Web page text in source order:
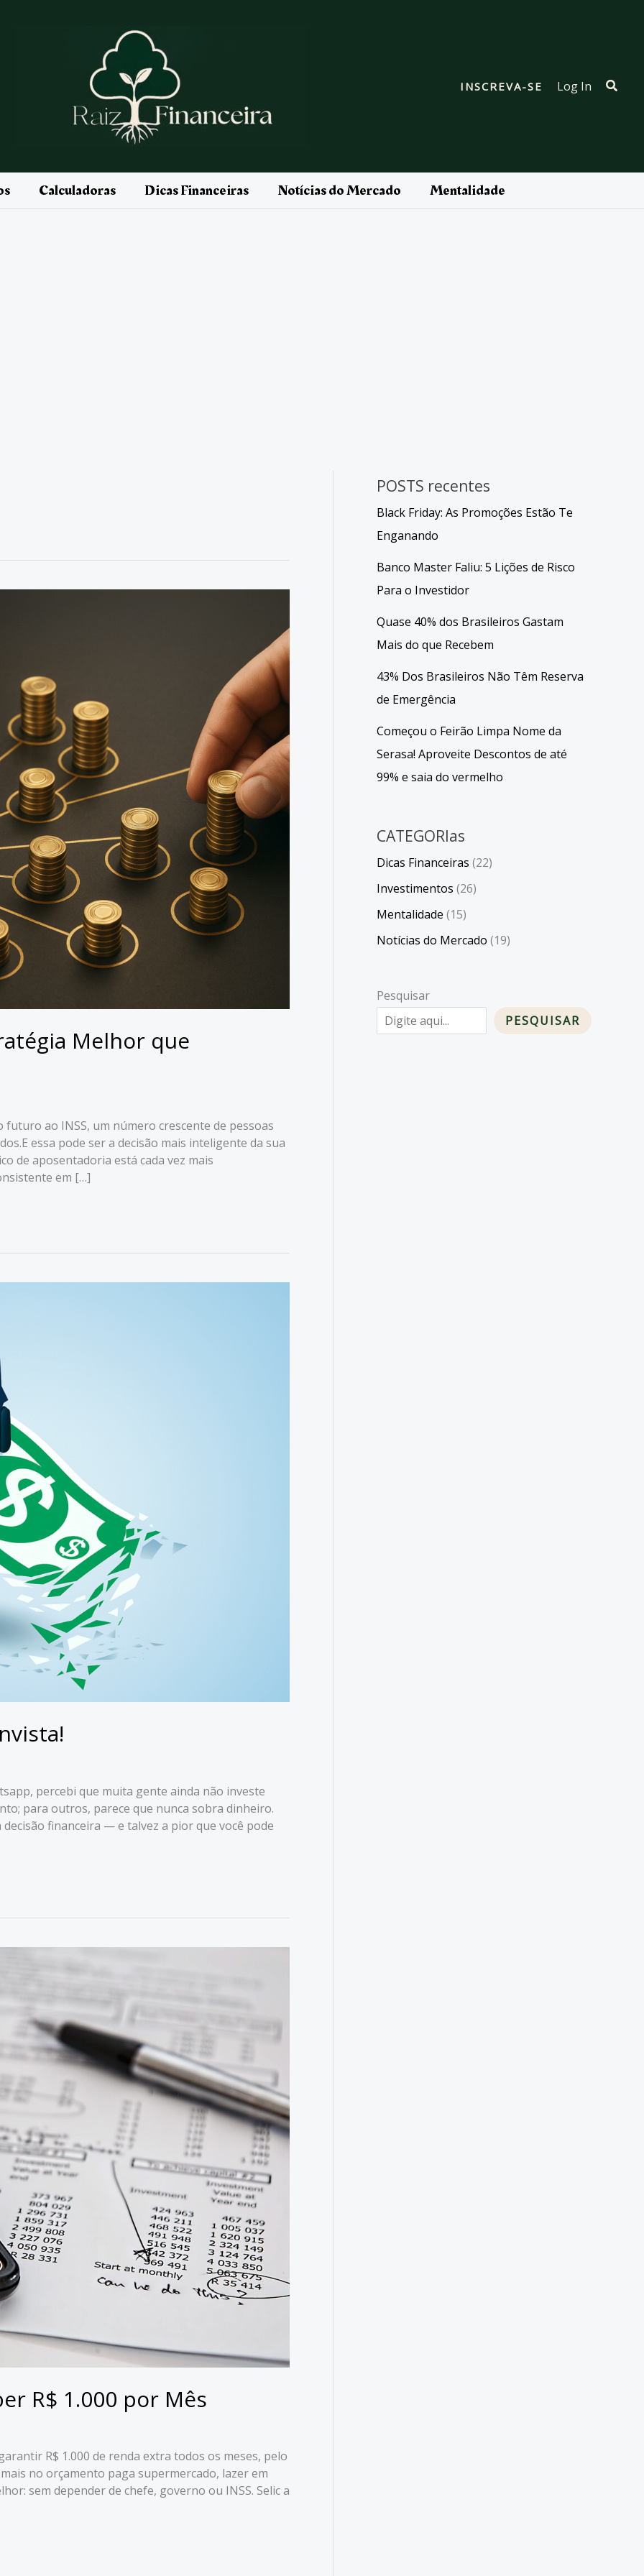
INSCREVA-SE Log In
Calculadoras Dicas Financeiras Notícias do Mercado Mentalidade
Melhor que
ao INSS, um número crescente de pessoas
essa pode ser a decisão mais inteligente da sua
de aposentadoria está cada vez mais
em […]
percebi que muita gente ainda não investe
para outros, parece que nunca sobra dinheiro.
financeira — e talvez a pior que você pode
R$ 1.000 por Mês
R$ 1.000 de renda extra todos os meses, pelo
no orçamento paga supermercado, lazer em
sem depender de chefe, governo ou INSS. Selic a
POSTS recentes
Black Friday: As Promoções Estão Te
Enganando
Banco Master Faliu: 5 Lições de Risco
Para o Investidor
Quase 40% dos Brasileiros Gastam
Mais do que Recebem
43% Dos Brasileiros Não Têm Reserva
de Emergência
Começou o Feirão Limpa Nome da
Serasa! Aproveite Descontos de até
99% e saia do vermelho
CATEGORIas
Dicas Financeiras (22)
Investimentos (26)
Mentalidade (15)
Notícias do Mercado (19)
Pesquisar
PESQUISAR